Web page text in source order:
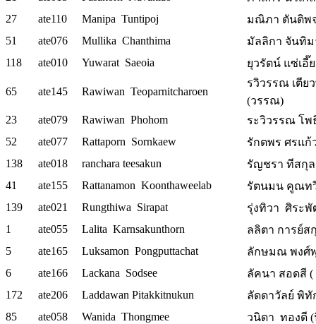
27
ate110 Manipa Tuntipoj
มณิภา ตันติพ
51
ate076 Mullika Chanthima
มัลลิกา จันทิม
118
ate010 Yuwarat Saeoia ยุวรัตน์ แซ่เอี๊
65 ate145 Rawiwan Teoparnitcharoen
รวิวรรณ เตีย
(วรรณ)
23
ate079 Rawiwan Phohom
ระวิวรรณ โ
52
ate077 Rattaporn Sornkaew
รักตพร ศรแก้
138
ate018 ranchara teesakun
รัญชรา ทีสกุล
41
ate155 Rattanamon Koonthaweelab
รัตนมน คูณท
139
ate021 Rungthiwa Sirapat
รุ่งทิวา ศิระ
1
ate055 Lalita Karnsakunthorn
ลลิตา การย์ส
5
ate165 Luksamon Pongputtachat
ลักษมณ พงศ์
6
ate166 Lackana Sodsee
ลัคนา สอดสี (
172
ate206 Laddawan Pitakkitnukun
ลัดดาวัลย์ พิ
85
ate058 Wanida Thongmee
วนิดา ทองดี